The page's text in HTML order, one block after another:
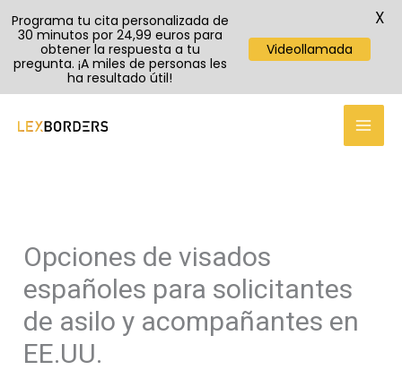
Opciones de visados
españoles para solicitantes
de asilo y acompañantes en
EE.UU.
TikTok
Instagram
YouTube
Programa tu cita personalizada de
30 minutos por 24,99 euros para
obtener la respuesta a tu
pregunta. ¡A miles de personas les
ha resultado útil!
Videollamada
X